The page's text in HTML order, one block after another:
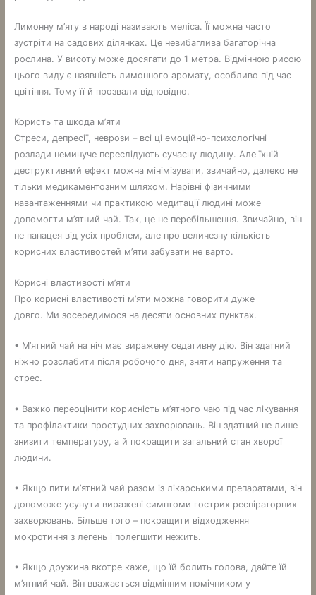
Лимонну м’яту в народі називають меліса. Її можна часто
зустріти на садових ділянках. Це невибаглива багаторічна
рослина. У висоту може досягати до 1 метра. Відмінною рисою
цього виду є наявність лимонного аромату, особливо під час
цвітіння. Тому її й прозвали відповідно.
Користь та шкода м’яти
Стреси, депресії, неврози – всі ці емоційно-психологічні
розлади неминуче переслідують сучасну людину. Але їхній
деструктивний ефект можна мінімізувати, звичайно, далеко не
тільки медикаментозним шляхом. Нарівні фізичними
навантаженнями чи практикою медитації людині може
допомогти м’ятний чай. Так, це не перебільшення. Звичайно, він
не панацея від усіх проблем, але про величезну кількість
корисних властивостей м’яти забувати не варто.
Корисні властивості м’яти
Про корисні властивості м’яти можна говорити дуже
довго. Ми зосередимося на десяти основних пунктах.
• М’ятний чай на ніч має виражену седативну дію. Він здатний
ніжно розслабити після робочого дня, зняти напруження та
стрес.
• Важко переоцінити корисність м’ятного чаю під час лікування
та профілактики простудних захворювань. Він здатний не лише
знизити температуру, а й покращити загальний стан хворої
людини.
• Якщо пити м’ятний чай разом із лікарськими препаратами, він
допоможе усунути виражені симптоми гострих респіраторних
захворювань. Більше того – покращити відходження
мокротиння з легень і полегшити нежить.
• Якщо дружина вкотре каже, що їй болить голова, дайте їй
м’ятний чай. Він вважається відмінним помічником у